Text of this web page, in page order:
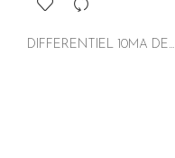
DIFFERENTIEL 10MA DE...